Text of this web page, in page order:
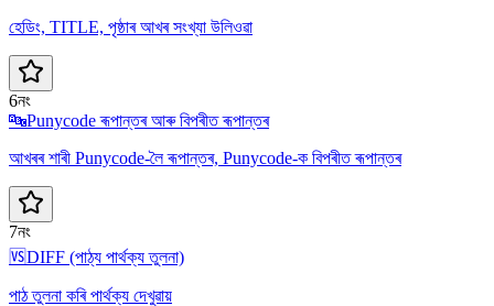
হেডিং, TITLE, পৃষ্ঠাৰ আখৰ সংখ্যা উলিওৱা
6নং
🔤Punycode ৰূপান্তৰ আৰু বিপৰীত ৰূপান্তৰ
আখৰৰ শাৰী Punycode-লৈ ৰূপান্তৰ, Punycode-ক বিপৰীত ৰূপান্তৰ
7নং
🆚DIFF (পাঠ্য পাৰ্থক্য তুলনা)
পাঠ তুলনা কৰি পাৰ্থক্য দেখুৱায়